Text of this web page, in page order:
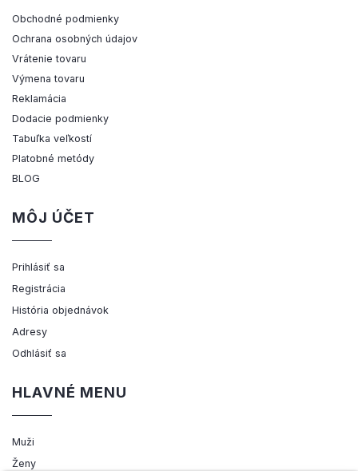
Obchodné podmienky
Ochrana osobných údajov
Vrátenie tovaru
Výmena tovaru
Reklamácia
Dodacie podmienky
Tabuľka veľkostí
Platobné metódy
BLOG
MÔJ ÚČET
Prihlásiť sa
Registrácia
História objednávok
Adresy
Odhlásiť sa
HLAVNÉ MENU
Muži
Ženy